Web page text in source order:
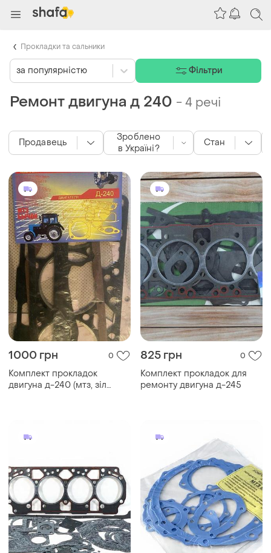
Ремонт двигуна д 240 -4 речі
1000 грн 0
Комплект прокладок
двигуна д-240 (мтз, зіл
825 грн 0
Комплект прокладок для
ремонту двигуна д-245
Продавець
Зроблено
в Україні?
Стан
за популярністю Фільтри
Прокладки та сальники